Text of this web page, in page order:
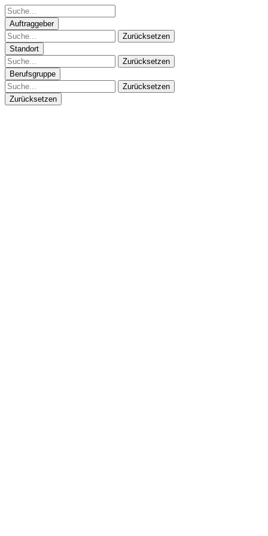
Auftraggeber
Zurücksetzen
Standort
Zurücksetzen
Berufsgruppe
Zurücksetzen
Zurücksetzen